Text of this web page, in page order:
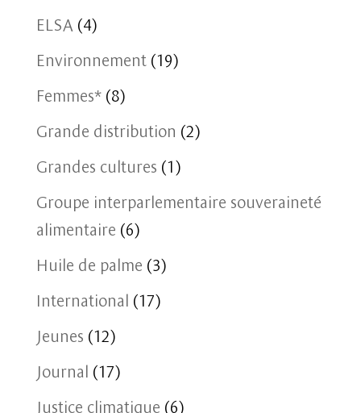
ELSA (4)
Environnement (19)
Femmes*(8)
Grande distribution (2)
Grandes cultures (1)
Groupe interparlementaire souveraineté
alimentaire (6)
Huile de palme (3)
International (17)
Jeunes (12)
Journal (17)
Justice climatique (6)